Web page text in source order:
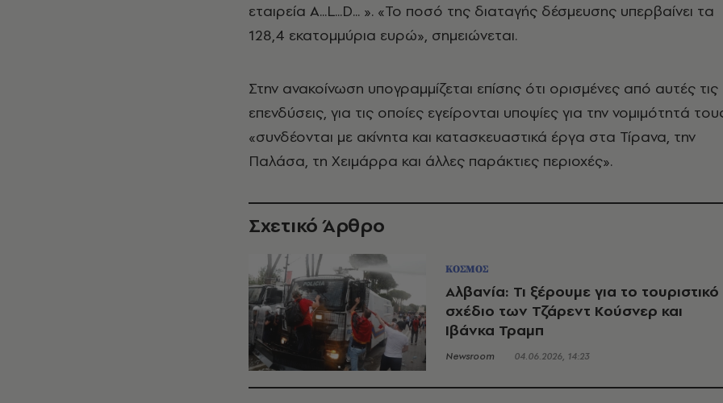
εταιρεία A...L...D... ». «Το ποσό της διαταγής δέσμευσης υπερβαίνει τα
128,4 εκατομμύρια ευρώ», σημειώνεται.
Στην ανακοίνωση υπογραμμίζεται επίσης ότι ορισμένες από αυτές τις
επενδύσεις, για τις οποίες εγείρονται υποψίες για την νομιμότητά
«συνδέονται με ακίνητα και κατασκευαστικά έργα στα Τίρανα, την
Παλάσα, τη Χειμάρρα και άλλες παράκτιες περιοχές».
Σχετικό Άρθρο
ΚΟΣΜΟΣ
Αλβανία: Τι ξέρουμε για το τουριστικό
σχέδιο των Τζάρεντ Κούσνερ και
Ιβάνκα Τραμπ
Newsroom 04.06.2026, 14:23